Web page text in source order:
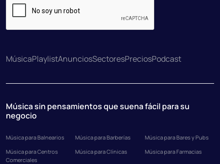
MúsicaPlaylistAnunciosSectoresPreciosPodcast
Música sin pensamientos que suena fácil para su
negocio
Música para Balnearios Música para Barberías
Música para Bares y Pubs
Música para Centros
Comerciales
Música para Clínicas Música para Farmacias